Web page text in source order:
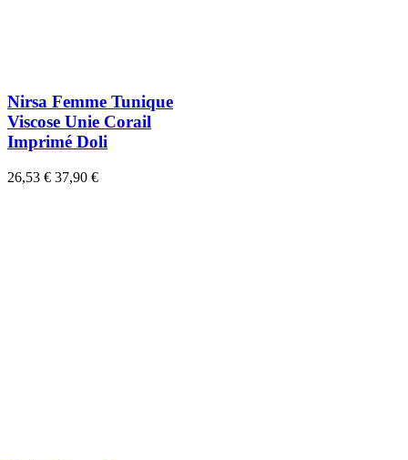
Nirsa Femme Tunique
Viscose Unie Corail
Imprimé Doli
26,53 € 37,90 €